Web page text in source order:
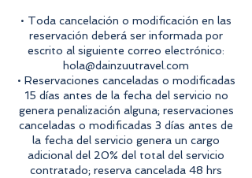
• Toda cancelación o modificación en las
reservación deberá ser informada por
escrito al siguiente correo electrónico:
hola@dainzuutravel.com
• Reservaciones canceladas o modificadas
15 días antes de la fecha del servicio no
genera penalización alguna; reservaciones
canceladas o modificadas 3 días antes de
la fecha del servicio genera un cargo
adicional del 20% del total del servicio
contratado; reserva cancelada 48 hrs